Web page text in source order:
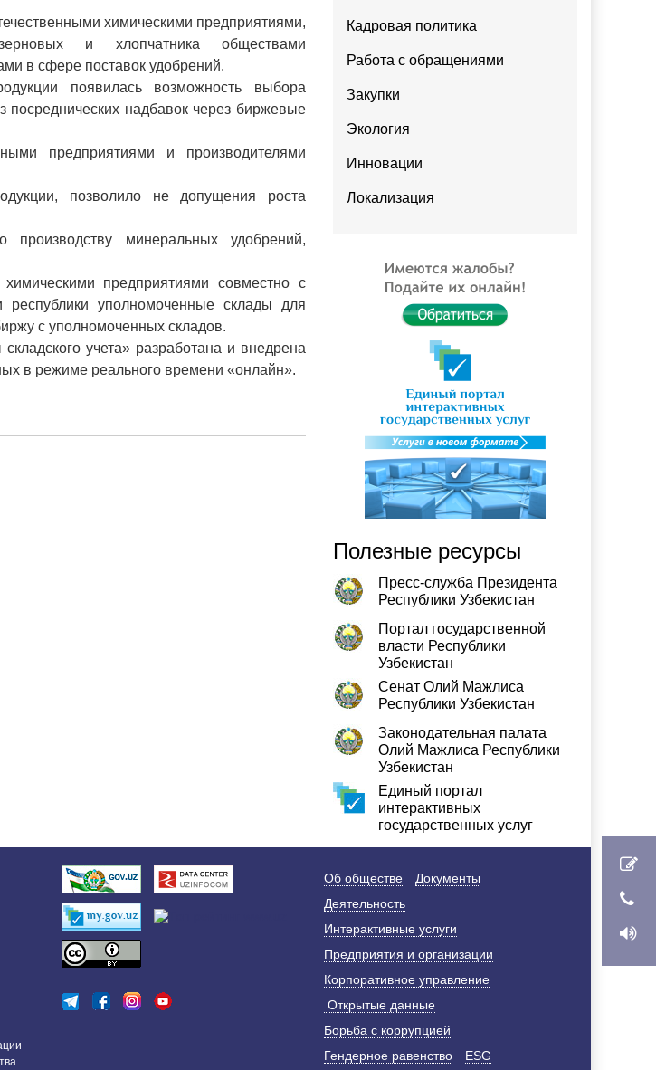
химическими предприятиями,
зерновых и хлопчатника обществами
в сфере поставок удобрений.
появилась возможность выбора
посреднических надбавок через биржевые
предприятиями и производителями
позволило не допущения роста
производству минеральных удобрений,
предприятиями совместно с
республики уполномоченные склады для
с уполномоченных складов.
учета» разработана и внедрена
в режиме реального времени «онлайн».
Кадровая политика
Работа с обращениями
Закупки
Экология
Инновации
Локализация
Полезные ресурсы
Пресс-служба Президента
Республики Узбекистан
Портал государственной
власти Республики
Узбекистан
Сенат Олий Мажлиса
Республики Узбекистан
Законодательная палата
Олий Мажлиса Республики
Узбекистан
Единый портал
интерактивных
государственных услуг
Об обществе
Документы
Деятельность
Интерактивные услуги
Предприятия и организации
Корпоративное управление
Открытые данные
Борьба с коррупцией
Гендерное равенство
ESG